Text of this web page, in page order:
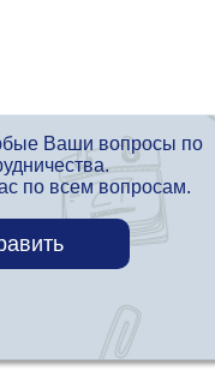
Ваши вопросы по
по всем вопросам.